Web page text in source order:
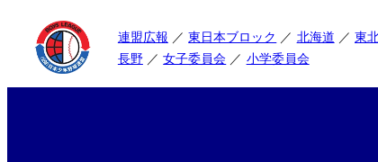
連盟広報 東日本ブロック 北海道 東
長野
女子委員会 小学委員会